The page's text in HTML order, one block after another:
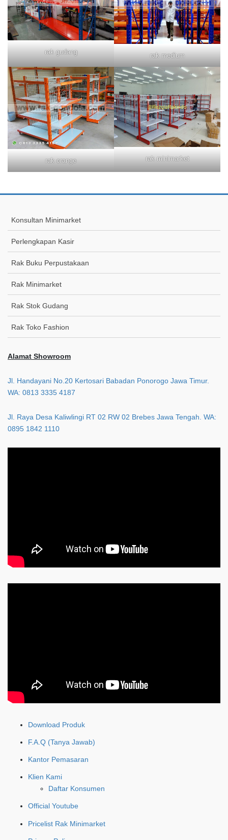
rak gudang rak medium
rak orange rak minimarket
Konsultan Minimarket
Perlengkapan Kasir
Rak Buku Perpustakaan
Rak Minimarket
Rak Stok Gudang
Rak Toko Fashion
Alamat Showroom
Jl. Handayani No.20 Kertosari Babadan Ponorogo Jawa Timur.
WA: 0813 3335 4187
Jl. Raya Desa Kaliwlingi RT 02 RW 02 Brebes Jawa Tengah. WA:
0895 1842 1110
Download Produk
F.A.Q (Tanya Jawab)
Kantor Pemasaran
Klien Kami
Daftar Konsumen
Official Youtube
Pricelist Rak Minimarket